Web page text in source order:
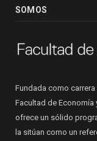
SOMOS
Fundada como carrera
Facultad de
ofrece un sólido
la sitúan como un